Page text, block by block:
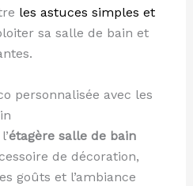
les astuces simples et
sa salle de bain et
personnalisée avec les
étagère salle de bain
de décoration,
goûts et l’ambiance